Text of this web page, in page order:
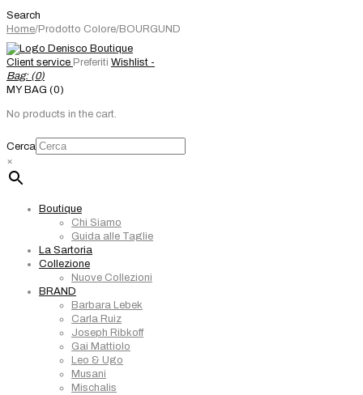
Search
Home/Prodotto Colore/BOURGUND
Client service Preferiti Wishlist -
Bag: (0)
MY BAG (0)
No products in the cart.
Cerca
×
Boutique
Chi Siamo
Guida alle Taglie
La Sartoria
Collezione
Nuove Collezioni
BRAND
Barbara Lebek
Carla Ruiz
Joseph Ribkoff
Gai Mattiolo
Leo & Ugo
Musani
Mischalis